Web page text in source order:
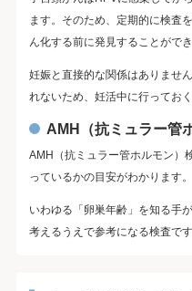
ます。そのため、定期的に検査
ん化する前に発見することができ
妊娠と直接的な関係はありませ
れないため、妊活中に行ってお
AMH（抗ミュラー管
AMH（抗ミュラー管ホルモン）
っているかの目安がわかります。
いわゆる「卵巣年齢」を知る手
考えるうえで参考になる検査です